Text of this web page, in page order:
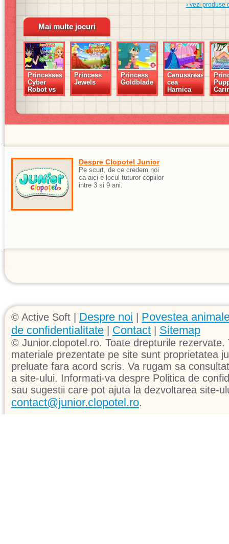
› vezi produse
Mai multe jocuri
Princesses
Cyber
Robot vs
Nature
Princess
Jewels
Princess
Goldblade
Cenusareasa
cea
Harnica
Despre Clopotel Junior
Pe scurt, de ce credem noi
ca aici e locul tuturor copiilor
intre 3 si 9 ani.
© Active Soft | Despre noi
Povestea
de confidentialitate
Contact Sitemap
© Junior.clopotel.ro. Toate drepturile
materiale prezentate pe site sunt proprietatea
preluate fara acord scris. Va rugam sa
a site-ului. Informati-va despre Politica de
sau sugestii care pot ajuta la dezvoltarea site-
contact@junior.clopotel.ro.